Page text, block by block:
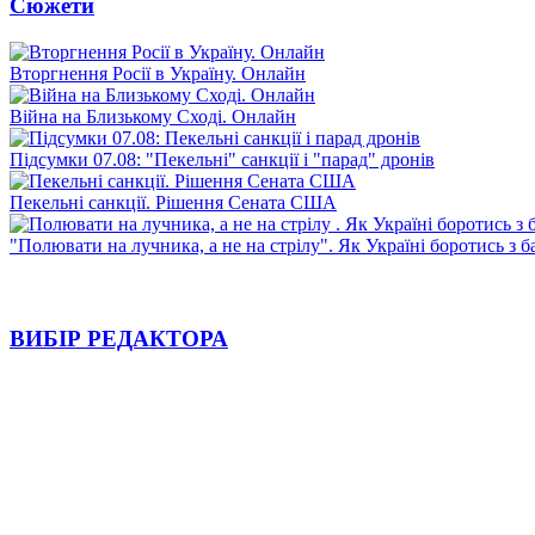
Сюжети
Вторгнення Росії в Україну. Онлайн
Війна на Близькому Сході. Онлайн
Підсумки 07.08: "Пекельні" санкції і "парад" дронів
Пекельні санкції. Рішення Сената США
"Полювати на лучника, а не на стрілу". Як Україні боротись з
ВИБІР РЕДАКТОРА